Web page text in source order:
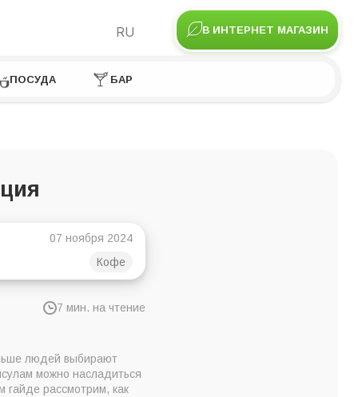
RU В ИНТЕРНЕТ МАГАЗИН
ПОСУДА БАР
07 ноября 2024
Кофе
7 мин. на чтение
людей выбирают
можно насладиться
гайде рассмотрим, как